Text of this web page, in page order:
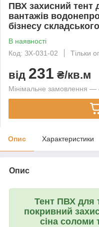
ПВХ захисний тент
вантажів
бізнесу
В наявності
Код: ЗХ-031-02
Тільки
від 231 ₴/кв.м
Мінімальне замовлення —
Опис Характеристики
Опис
Тент ПВХ для
покривний
сіна соломи